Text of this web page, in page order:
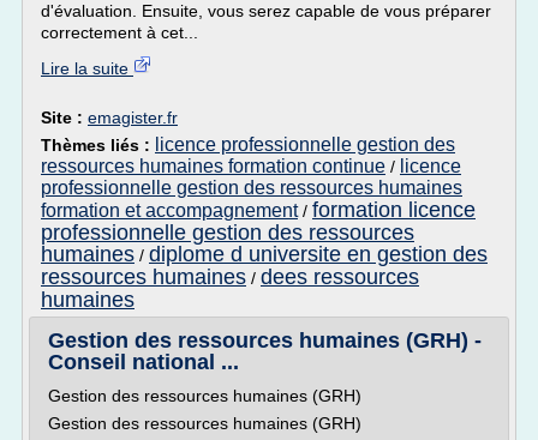
d'évaluation. Ensuite, vous serez capable de vous préparer
correctement à cet...
Lire la suite
Site : emagister.fr
Thèmes liés :
licence professionnelle gestion des
ressources humaines formation continue / licence
professionnelle gestion des ressources humaines
formation et accompagnement/ formation licence
professionnelle gestion des ressources
humaines / diplome d universite en gestion des
ressources humaines / dees ressources
humaines
Gestion des ressources humaines (GRH) -
Conseil national ...
Gestion des ressources humaines (GRH)
Gestion des ressources humaines (GRH)